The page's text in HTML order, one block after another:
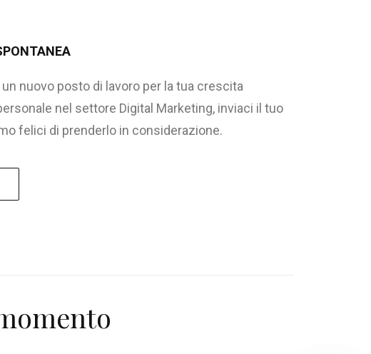
nuovo posto di lavoro per la tua crescita
nel settore Digital Marketing, inviaci il tuo
felici di prenderlo in considerazione.